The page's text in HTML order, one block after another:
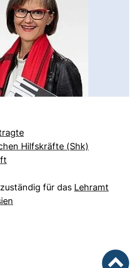
Hilfskräfte (Shk)
für das Lehramt